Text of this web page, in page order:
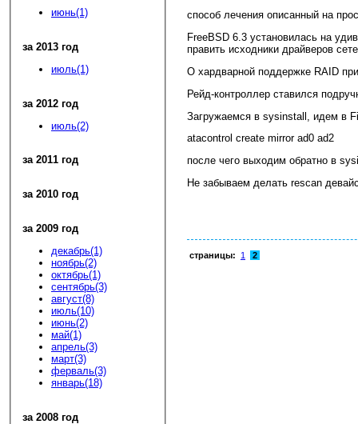
июнь(1)
за 2013 год
июль(1)
за 2012 год
июль(2)
за 2011 год
за 2010 год
за 2009 год
декабрь(1)
ноябрь(2)
октябрь(1)
сентябрь(3)
август(8)
июль(10)
июнь(2)
май(1)
апрель(3)
март(3)
ферваль(3)
январь(18)
за 2008 год
способ лечения описанный на
FreeBSD 6.3 установилась на
править исходники драйверов
О хардварной поддержке RAID
Рейд-контроллер ставился
Загружаемся в sysinstall, идем в
atacontrol create mirror ad0 ad2
после чего выходим обратно в
Не забываем делать rescan
страницы: 1 2